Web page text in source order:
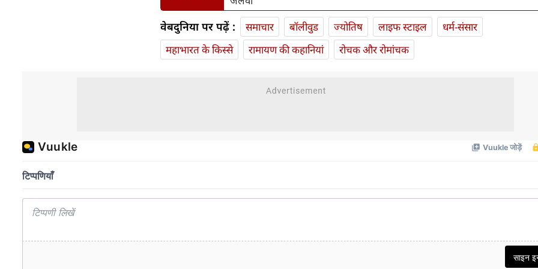
वेबदुनिया पर पढ़ें : समाचार बॉलीवुड ज्योतिष लाइफ स्‍टाइल
धर्म-संसार
महाभारत के किस्से
रामायण की कहानियां रोचक और रोमांचक